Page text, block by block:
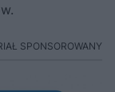
SPONSOROWANY